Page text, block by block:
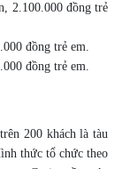
2.100.000 đồng trẻ
đồng trẻ em.
đồng trẻ em.
200 khách là tàu
thức tổ chức theo